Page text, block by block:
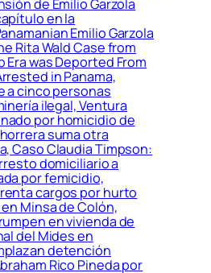
de Emilio Garzola
en la
Emilio Garzola
Rita Wald Case from
was Deported From
in Panama,
a cinco personas
ilegal, Ventura
por homicidio de
suma otra
Caso Claudia Timpson:
domiciliario a
por femicidio,
cargos por hurto
Minsa de Colón,
en vivienda de
del Mides en
detención
Rico Pineda por